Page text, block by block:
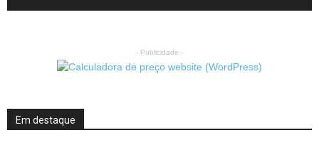
- Publicidade -
Em destaque